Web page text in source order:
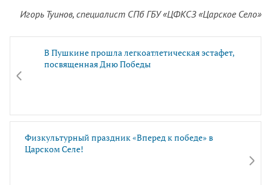
Игорь Туинов, специалист СПб ГБУ «ЦФКСЗ «Царское Село»
В Пушкине прошла легкоатлетическая эстафет,
посвященная Дню Победы
Физкультурный праздник «Вперед к победе» в
Царском Селе!